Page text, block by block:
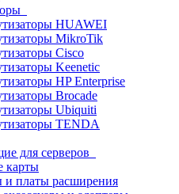
HUAWEI
MikroTik
Cisco
Keenetic
HP Enterprise
Brocade
Ubiquiti
TENDA
для серверов
карты
и платы расширения